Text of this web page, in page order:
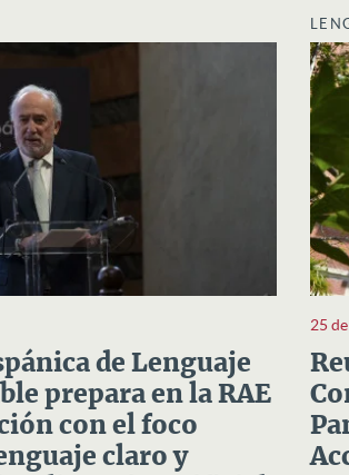
de Lenguaje
prepara en la RAE
con el foco
claro y
25